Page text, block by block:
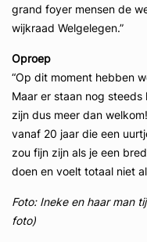
grand foyer mensen de
wijkraad Welgelegen.”
Oproep
“Op dit moment hebben
Maar er staan nog
zijn dus meer dan
vanaf 20 jaar die een
zou fijn zijn als je een
doen en voelt totaal niet
Foto: Ineke en haar man
foto)